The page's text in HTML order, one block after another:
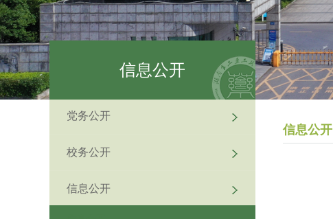
信息公开
党务公开
校务公开
信息公开
信息公开